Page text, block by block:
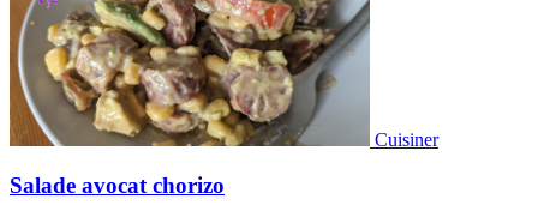
Cuisiner
Salade avocat chorizo